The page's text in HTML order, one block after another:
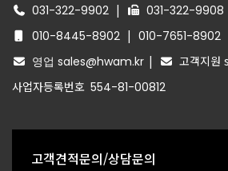
031-322-9902 |
031-322-9908
010-8445-8902 | 010-7651-8902
영업 sales@hwam.kr |
고객지
사업자등록번호 554-81-00812
고객견적문의/상담문의